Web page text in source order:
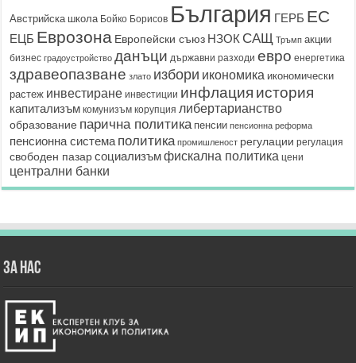
Австрийска школа Бойко Борисов България ГЕРБ ЕС
ЕЦБ Еврозона Европейски съюз НЗОК САЩ Тръмп акции
бизнес градоустройство данъци държавни разходи евро енергетика
здравеопазване злато избори икономика икономически
растеж инвестиране инвестиции инфлация история
капитализъм комунизъм корупция либертарианство
образование парична политика пенсии пенсионна реформа
пенсионна система политика промишленост регулации регулация
свободен пазар социализъмфискална политика цени
централни банки
ЗА НАС